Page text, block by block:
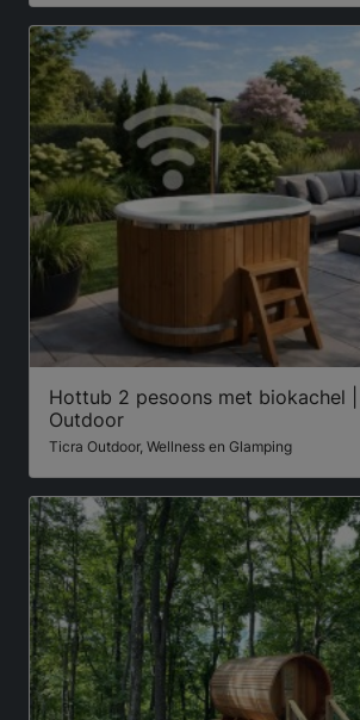
Hottub 2 pesoons met biokachel
Outdoor
Ticra Outdoor, Wellness en Glamping